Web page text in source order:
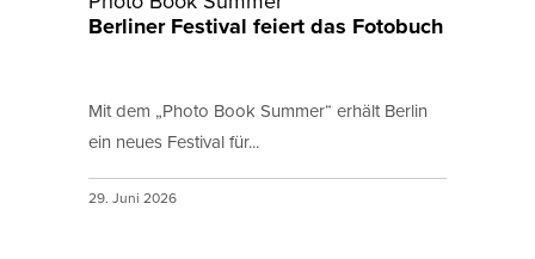
Berliner Festival feiert das Fotobuch
Mit dem „Photo Book Summer“ erhält Berlin
ein neues Festival für...
29. Juni 2026